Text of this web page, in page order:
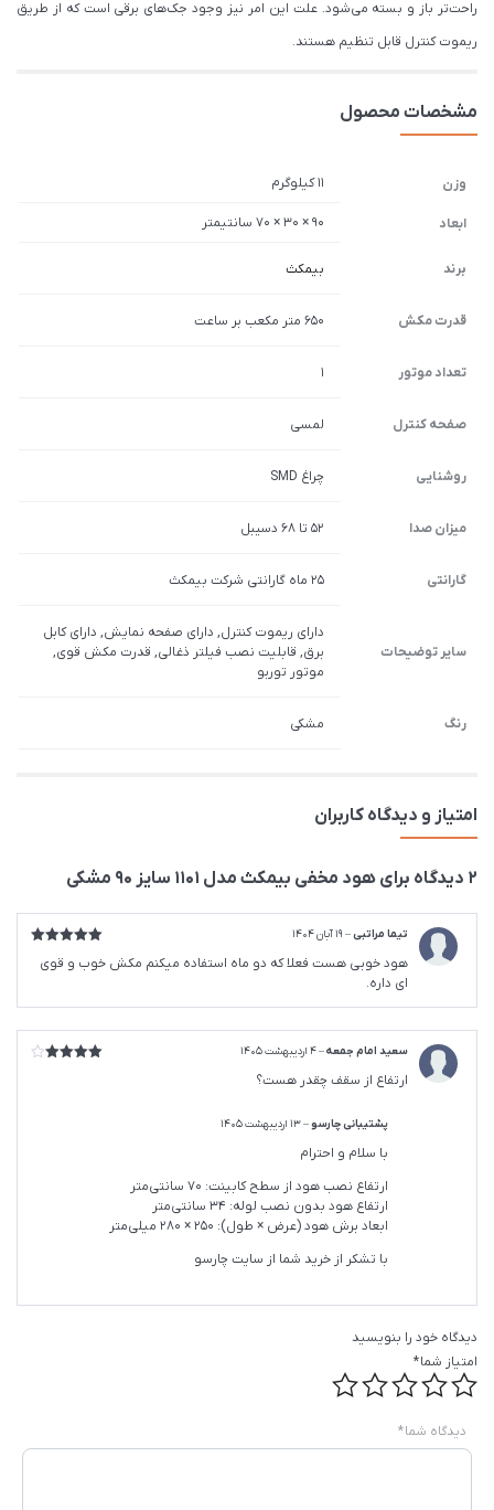
راحت‌تر باز و بسته می‌شود. علت این امر نیز وجود جک‌های برقی است که از طریق
ریموت کنترل قابل تنظیم هستند.
مشخصات محصول
وزن 11 کیلوگرم
ابعاد 90 × 30 × 70 سانتیمتر
برند بیمکث
قدرت مکش 650 متر مکعب بر ساعت
تعداد موتور 1
صفحه کنترل لمسی
روشنایی چراغ SMD
میزان صدا 52 تا 68 دسیبل
گارانتی 25 ماه گارانتی شرکت بیمکث
سایر توضیحات
دارای ریموت کنترل, دارای صفحه نمایش, دارای کابل
برق, قابلیت نصب فیلتر ذغالی, قدرت مکش قوی,
موتور توربو
رنگ مشکی
امتیاز و دیدگاه کاربران
2 دیدگاه برای هود مخفی بیمکث مدل 1101 سایز 90 مشکی
5
تیما مراتبی– 19 آبان 1404
هود خوبی هست فعلا که دو ماه استفاده میکنم مکش خوب و قوی
ای داره.
سعید امام جمعه–4 اردیبهشت 1405
ارتفاع از سقف چقدر هست؟
پشتیبانی چارسو–13 اردیبهشت 1405
با سلام و احترام
ارتفاع نصب هود از سطح کابینت: ۷۰ سانتی‌متر
ارتفاع هود بدون نصب لوله: ۳۴ سانتی‌متر
ابعاد برش هود (عرض × طول): ۲۵۰ × ۲۸۰ میلی‌متر
با تشکر از خرید شما از سایت چارسو
دیدگاه خود را بنویسید
امتیاز شما*
دیدگاه شما*